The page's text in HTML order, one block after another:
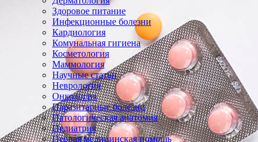
Здоровое питание
Инфекционные болезни
Кардиология
Комунальная гигиена
Косметология
Маммология
Научные статьи
Неврология
Онкология
Паразитарные болезни
Патологическая анатомия
Педиатрия
Первая медицинская помощь